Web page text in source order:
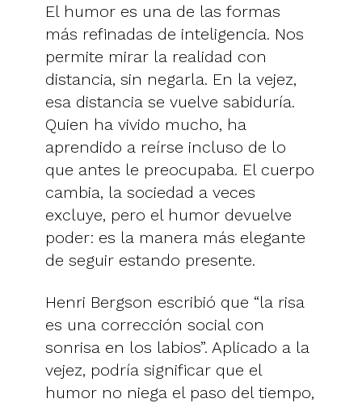
El humor es una de las formas
más refinadas de inteligencia. Nos
permite mirar la realidad con
distancia, sin negarla. En la vejez,
esa distancia se vuelve sabiduría.
Quien ha vivido mucho, ha
aprendido a reírse incluso de lo
que antes le preocupaba. El cuerpo
cambia, la sociedad a veces
excluye, pero el humor devuelve
poder: es la manera más elegante
de seguir estando presente.
Henri Bergson escribió que “la risa
es una corrección social con
sonrisa en los labios”. Aplicado a la
vejez, podría significar que el
humor no niega el paso del tiempo,